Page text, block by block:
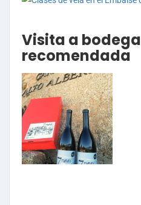
Visita a bodega
recomendada